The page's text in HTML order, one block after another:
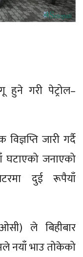
हुने गरी पेट्रोल–
जारी गर्दै
घटाएको जनाएको
दुई रूपैयाँ
ले बिहीबार
नयाँ भाउ तोकेको